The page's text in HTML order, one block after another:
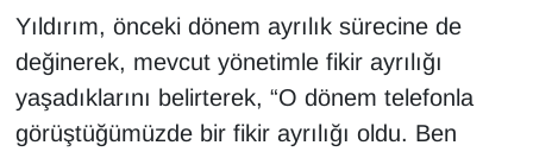
Yıldırım, önceki dönem ayrılık sürecine de
değinerek, mevcut yönetimle fikir ayrılığı
yaşadıklarını belirterek, “O dönem telefonla
görüştüğümüzde bir fikir ayrılığı oldu. Ben
TEKNOLOJİ
Turizm
VAN'DA SPOR